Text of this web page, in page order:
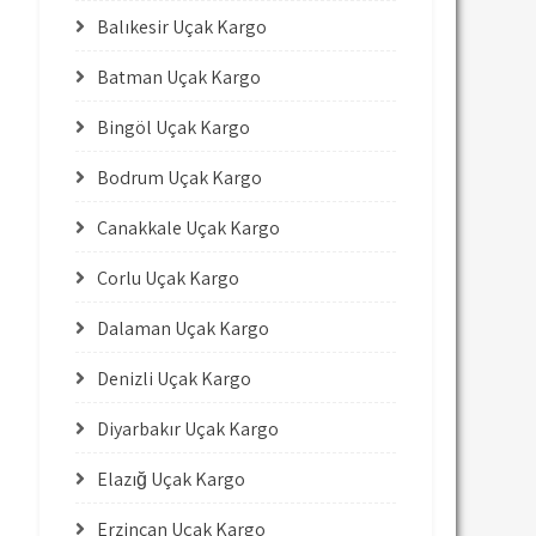
Balıkesir Uçak Kargo
Batman Uçak Kargo
Bingöl Uçak Kargo
Bodrum Uçak Kargo
Çanakkale Uçak Kargo
Çorlu Uçak Kargo
Dalaman Uçak Kargo
Denizli Uçak Kargo
Diyarbakır Uçak Kargo
Elazığ Uçak Kargo
Erzincan Uçak Kargo